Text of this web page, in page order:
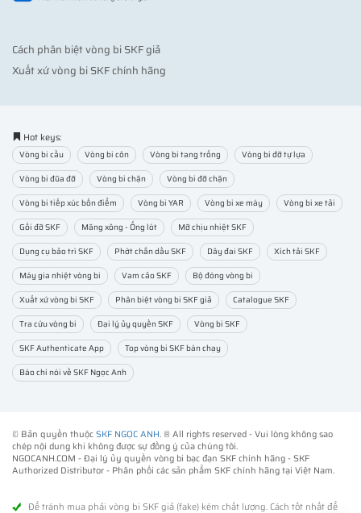
Cách phân biệt vòng bi SKF giả
Xuất xứ vòng bi SKF chính hãng
Hot keys:
Vòng bi cầu Vòng bi côn Vòng bi tang trống
Vòng bi đỡ tự lựa
Vòng bi đũa đỡ
Vòng bi chặn
Vòng bi đỡ chặn
Vòng bi tiếp xúc bốn điểm
Vòng bi YAR Vòng bi xe máy
Vòng bi xe tải
Gối đỡ SKF
Măng xông - Ống lót
Mỡ chịu nhiệt SKF
Dụng cụ bảo trì SKF
Phớt chắn dầu SKF Dây đai SKF
Xích tải SKF
Máy gia nhiệt vòng bi
Vam cảo SKF
Bộ đóng vòng bi
Xuất xứ vòng bi SKF
Phân biệt vòng bi SKF giả
Catalogue SKF
Tra cứu vòng bi
Đại lý ủy quyền SKF
Vòng bi SKF
SKF Authenticate App
Top vòng bi SKF bán chạy
Báo chí nói về SKF Ngọc Anh
© Bản quyền thuộcSKF NGỌC ANH. ® All rights reserved - Vui lòng không sao
chép nội dung khi không được sự đồng ý của chúng tôi.
NGOCANH.COM - Đại lý ủy quyền vòng bi bạc đạn SKF chính hãng -SKF
Authorized Distributor- Phân phối các sản phẩm SKF chính hãng tại Việt Nam.
Để tránh mua phải vòng bi SKF giả (fake) kém chất lượng. Cách tốt nhất để